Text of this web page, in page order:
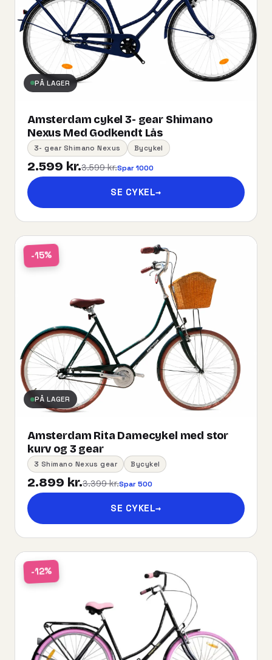
PÅ LAGER
Amsterdam cykel 3- gear Shimano
Nexus Med Godkendt Lås
3- gear Shimano Nexus Bycykel
2.599 kr.3.599 kr.Spar 1000
SE CYKEL→
-15%
PÅ LAGER
Amsterdam Rita Damecykel med stor
kurv og 3 gear
3 Shimano Nexus gear Bycykel
2.899 kr.3.399 kr.Spar 500
SE CYKEL→
-12%